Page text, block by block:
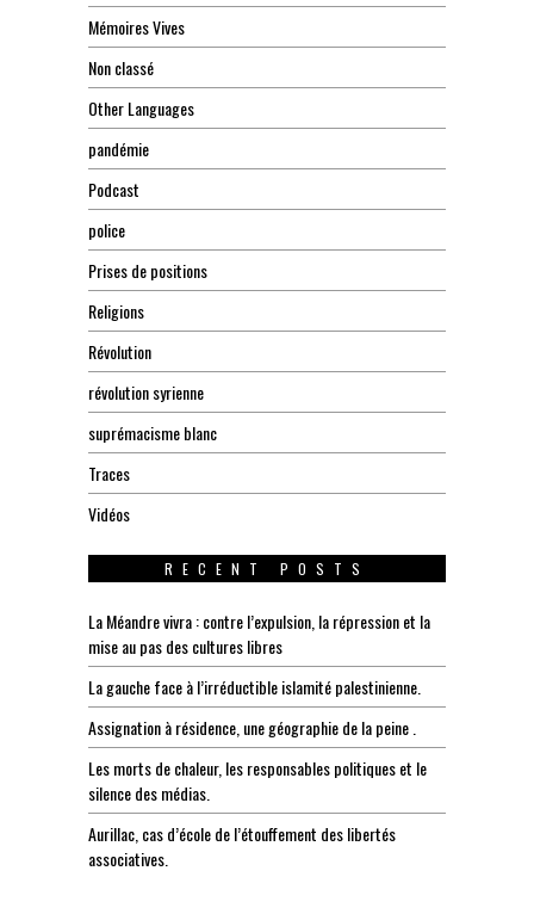
Mémoires Vives
Non classé
Other Languages
pandémie
Podcast
police
Prises de positions
Religions
Révolution
révolution syrienne
suprémacisme blanc
Traces
Vidéos
RECENT POSTS
La Méandre vivra : contre l’expulsion, la répression et la
mise au pas des cultures libres
La gauche face à l’irréductible islamité palestinienne.
Assignation à résidence, une géographie de la peine .
Les morts de chaleur, les responsables politiques et le
silence des médias.
Aurillac, cas d’école de l’étouffement des libertés
associatives.